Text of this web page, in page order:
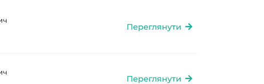
Переглянути
Переглянути